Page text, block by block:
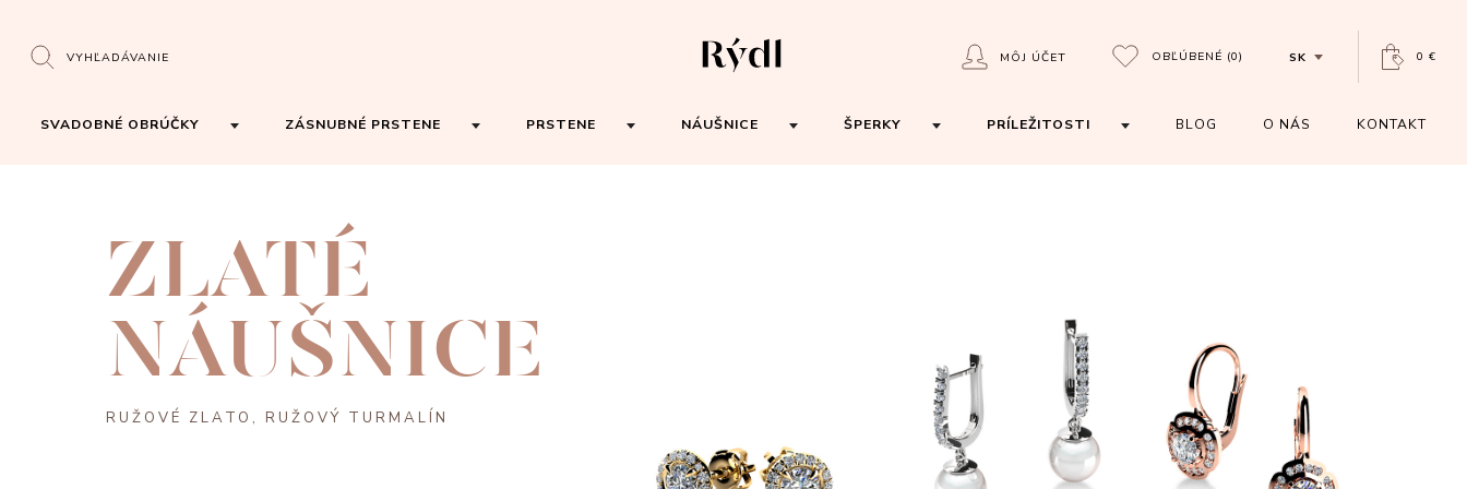
VYHĽADÁVANIE MÔJ ÚČET OBĽÚBENÉ (0) SK 0 €
SVADOBNÉ OBRÚČKY ZÁSNUBNÉ PRSTENE PRSTENE NÁUŠNICE ŠPERKY PRÍLEŽITOSTI BLOG O NÁS KONTAKT
ZLATÉ
NÁUŠNICE
RUŽOVÉ ZLATO, RUŽOVÝ TURMALÍN